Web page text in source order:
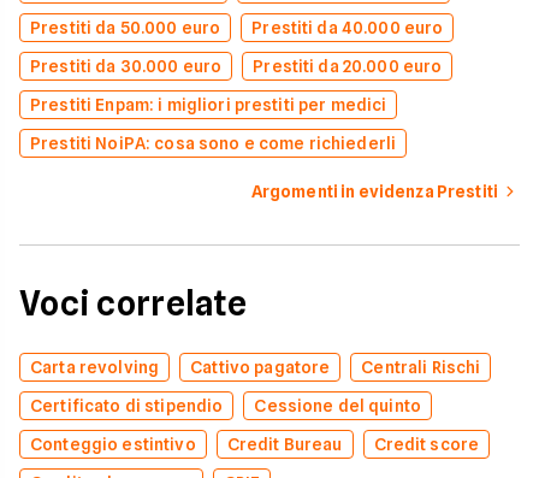
Prestiti da 50.000 euro
Prestiti da 40.000 euro
Prestiti da 30.000 euro
Prestiti da 20.000 euro
Prestiti Enpam: i migliori prestiti per medici
Prestiti NoiPA: cosa sono e come richiederli
Argomenti in evidenza Prestiti
Voci correlate
Carta revolving Cattivo pagatore
Centrali Rischi
Certificato di stipendio
Cessione del quinto
Conteggio estintivo
Credit Bureau
Credit score